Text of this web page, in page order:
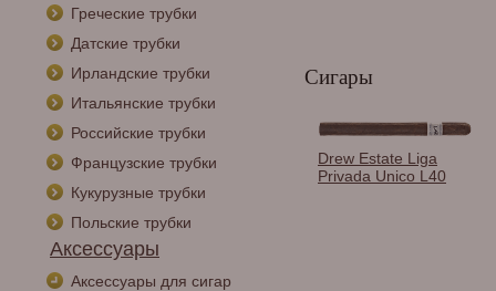
Греческие трубки
Датские трубки
Ирландские трубки
Итальянские трубки
Российские трубки
Французские трубки
Кукурузные трубки
Польские трубки
Аксессуары
Аксессуары для сигар
Тампер трубочный
Passatore в
Сигары
Drew Estate Liga
Privada Unico L40